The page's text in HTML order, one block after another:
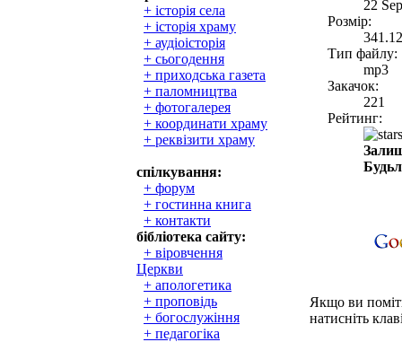
+ історія села
+ історія храму
+ аудіоісторія
+ сьогодення
+ приходська газета
+ паломництва
+ фотогалерея
+ координати храму
+ реквізити храму
спілкування:
+ форум
+ гостинна книга
+ контакти
бібліотека сайту:
+ віровчення
Церкви
+ апологетика
+ проповідь
+ богослужіння
+ педагогіка
22
Розмір:
Тип файлу:
mp3
Закачок:
221
Рейтинг:
Якщо ви
натисніть